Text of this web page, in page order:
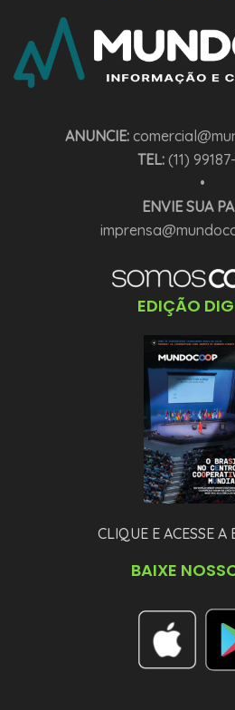
ANUNCIE:
TEL:(11)
•
ENVIE SUA
EDIÇÃO
CLIQUE E ACESSE A
BAIXE